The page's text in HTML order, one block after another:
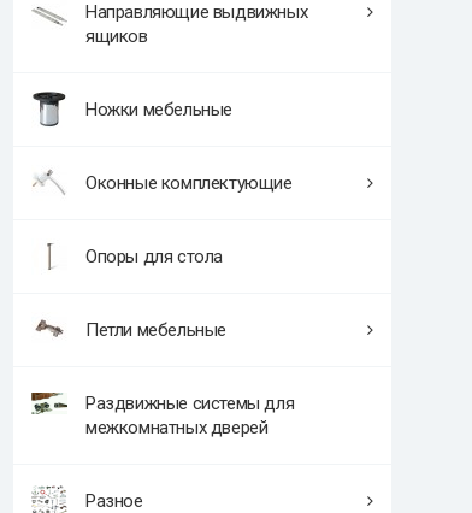
Направляющие выдвижных
ящиков
Ножки мебельные
Оконные комплектующие
Опоры для стола
Петли мебельные
Раздвижные системы для
межкомнатных дверей
Разное